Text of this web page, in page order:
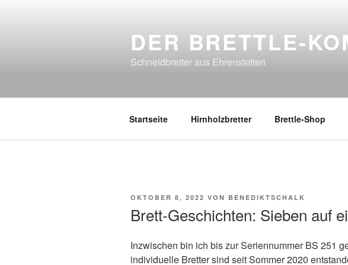
DER BRETTLE-
Schneidbretter aus Ehrenstetten
Startseite Hirnholzbretter Brettle-Shop
VERÖFFENTLICHT
OKTOBER 8, 2022 VON BENEDIKTSCHALK
Brett-Geschichten: Sieben auf
Inzwischen bin ich bis zur Seriennummer BS 251
individuelle Bretter sind seit Sommer 2020